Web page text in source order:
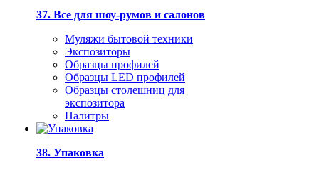
37. Все для шоу-румов и салонов
Муляжи бытовой техники
Экспозиторы
Образцы профилей
Образцы LED профилей
Образцы столешниц для
экспозитора
Палитры
38. Упаковка